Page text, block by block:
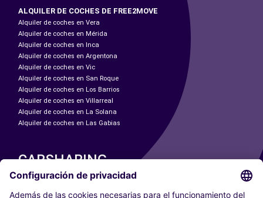
ALQUILER DE COCHES DE FREE2MOVE
Alquiler de coches en Vera
Alquiler de coches en Mérida
Alquiler de coches en Inca
Alquiler de coches en Argentona
Alquiler de coches en Vic
Alquiler de coches en San Roque
Alquiler de coches en Los Barrios
Alquiler de coches en Villarreal
Alquiler de coches en La Solana
Alquiler de coches en Las Gabias
CARSHARING
NUESTRAS CIUDADES
Paris